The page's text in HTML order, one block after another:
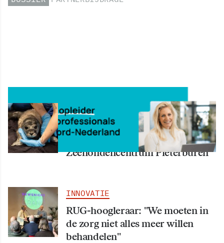
INNOVATIE
Eerste ‘zomerpup’ van Nederland
binnengebracht bij
Zeehondencentrum Pieterburen
INNOVATIE
RUG-hoogleraar: "We moeten in
de zorg niet alles meer willen
behandelen"